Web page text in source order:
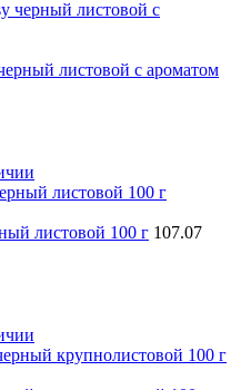
листовой с ароматом
листовой 100 г 107.07